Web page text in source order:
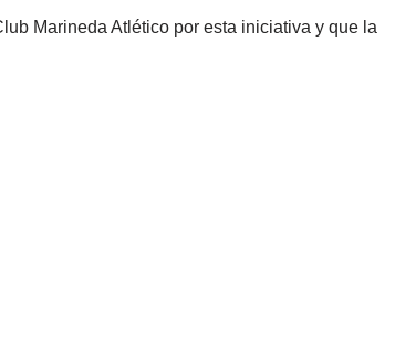
Marineda Atlético por esta iniciativa y que la